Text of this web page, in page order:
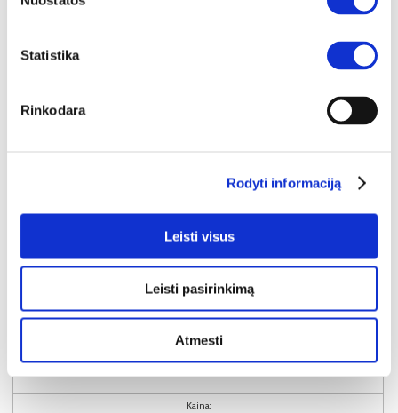
Statistika
Rinkodara
Rodyti informaciją
Leisti visus
Leisti pasirinkimą
Atmesti
TEZAUR TZRB238L-U60 rašomasis stalas
Išmatavimai:A:76cmP:160cmG:72cm
Kaina: